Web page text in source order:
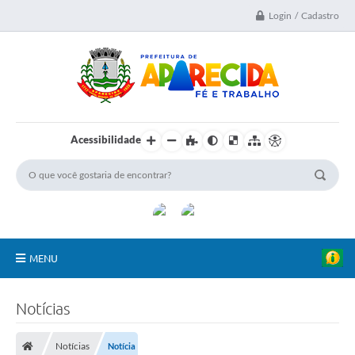
Login / Cadastro
Acessibilidade
MENU
Notícias
Notícias Notícia